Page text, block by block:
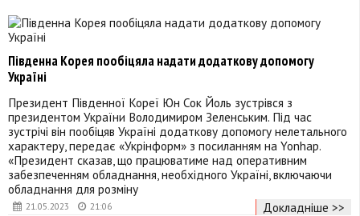
21.05.2023 21:06
Південна Корея пообіцяла надати додаткову допомогу
Україні
Президент Південної Кореї Юн Сок Йоль зустрівся з
президентом України Володимиром Зеленським. Під час
зустрічі він пообіцяв Україні додаткову допомогу нелетального
характеру, передає «Укрінформ» з посиланням на Yonhap.
«Президент сказав, що працюватиме над оперативним
забезпеченням обладнання, необхідного Україні, включаючи
обладнання для розміну
Докладніше >>